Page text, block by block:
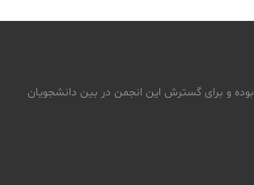
ما از دوستداران IEEE بوده و برای گسترش این انجمن در بین دانشجویان